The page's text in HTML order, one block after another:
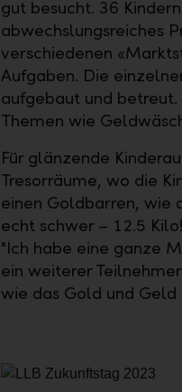
gut besucht. 36
abwechslungsreiches
verschiedenen
Aufgaben. Die
aufgebaut und
Themen wie
Für glänzende
Tresorräume, wo die
einen Goldbarren, wie
echt schwer – 12.5
"Ich habe eine ganze
ein weiterer
wie das Gold und Geld